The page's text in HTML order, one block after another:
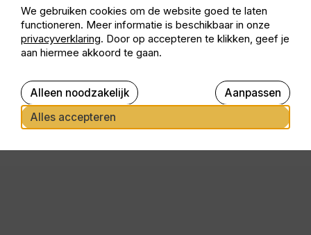
We gebruiken cookies om de website goed te laten
functioneren. Meer informatie is beschikbaar in onze
privacyverklaring. Door op accepteren te klikken, geef je
aan hiermee akkoord te gaan.
Alles accepteren
Aanpassen
Alleen noodzakelijk